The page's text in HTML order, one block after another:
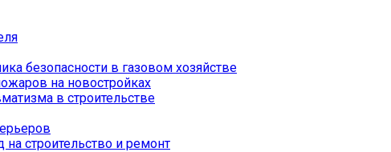
безопасности в газовом хозяйстве
на новостройках
в строительстве
строительство и ремонт